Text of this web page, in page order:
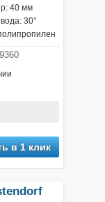
40 мм
30°
в 1 клик